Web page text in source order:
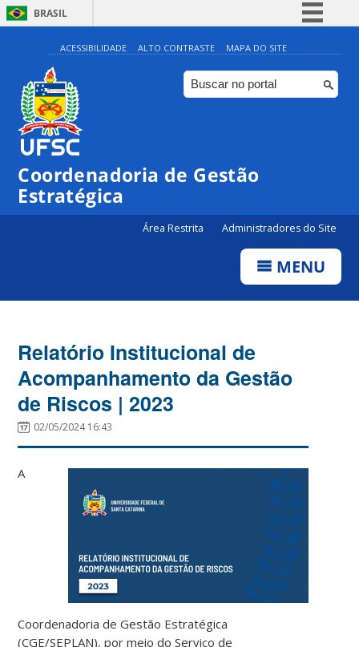
BRASIL
Simplifique!
Comunica BR
Participe
Canais
ACESSIBILIDADE ALTO CONTRASTE MAPA DO SITE
Coordenadoria de Gestão
Estratégica
Área Restrita Administradores do Site
MENU
Relatório Institucional de
Acompanhamento da Gestão
de Riscos | 2023
02/05/2024 16:43
A
Coordenadoria de Gestão Estratégica
(CGE/SEPLAN), por meio do Serviço de